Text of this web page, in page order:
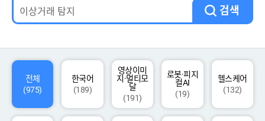
AI 허브소개
AI 개발지원
검색
전체
(975)
한국어
(189)
영상이미
지·멀티모
달
(191)
로봇·피지
컬AI
(19)
헬스케어
(132)